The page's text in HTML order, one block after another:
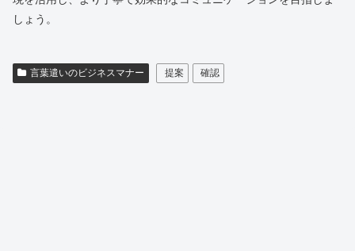
しょう。
言葉遣いのビジネスマナー 提案 確認